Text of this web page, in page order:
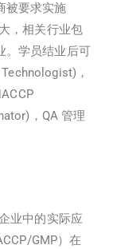
被要求实施
，相关行业包
。学员结业后可
，
，QA 管理
业中的实际应
GMP）在